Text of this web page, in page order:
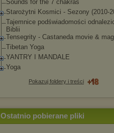
Sounds for the 7 chakras
Starożytni Kosmici - Sezony (2010-
Tajemnice podświadomości
Biblii
Tensegrity - Castaneda movie &
Tibetan Yoga
YANTRY I MANDALE
Yoga
Pokazuj foldery i treści
Ostatnio pobierane pliki